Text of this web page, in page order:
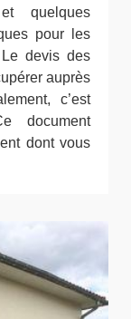
quelques
pour les
devis des
auprès
c’est
document
dont vous